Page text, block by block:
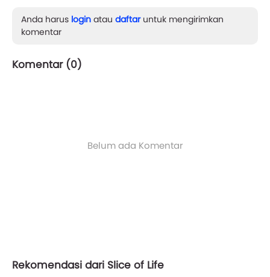
Anda harus login atau daftaruntuk mengirimkan
komentar
Komentar (0)
Belum ada Komentar
Rekomendasi dari Slice of Life